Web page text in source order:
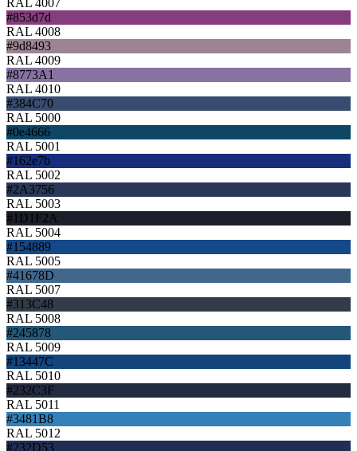
#853d7d
RAL 4008
#9d8493
RAL 4009
#8773A1
RAL 4010
#384C70
RAL 5000
#0e4666
RAL 5001
#162e7b
RAL 5002
#2A3756
RAL 5003
#1D1F2A
RAL 5004
#154889
RAL 5005
#41678D
RAL 5007
#313C48
RAL 5008
#245878
RAL 5009
#13447C
RAL 5010
#232C3F
RAL 5011
#3481B8
RAL 5012
#232D53